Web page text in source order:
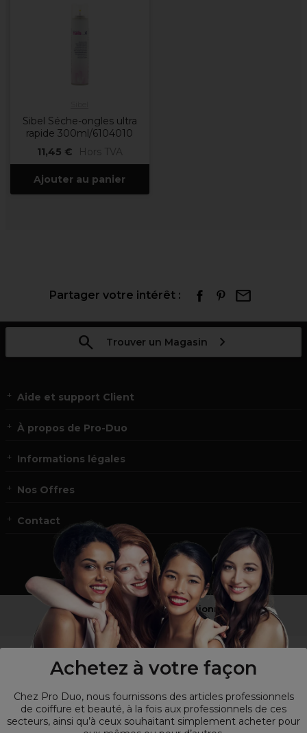
Achetez à votre façon
Chez Pro Duo, nous fournissons des articles professionnels
de coiffure et beauté, à la fois aux professionnels de ces
secteurs, ainsi qu’à ceux souhaitant simplement acheter pour
Sibel Séche-ongles ultra
rapide 300ml/6104010
11,45 €
Hors TVA
Ajouter au panier
Partager votre intérêt :
Trouver un Magasin
Aide et support Client
À propos de Pro-Duo
Informations légales
Nos Offres
Contact
Vous n’êtes pas un professionnel ?
Visitez notre site pourles particuliers !